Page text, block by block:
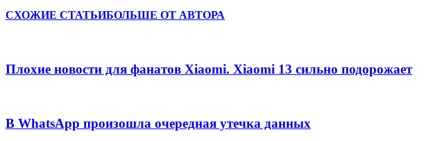
СХОЖИЕ СТАТЬИБОЛЬШЕ ОТ АВТОРА
Плохие новости для фанатов Xiaomi. Xiaomi 13 сильно подорожает
В WhatsApp произошла очередная утечка данных